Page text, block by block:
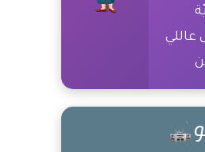
عاللي